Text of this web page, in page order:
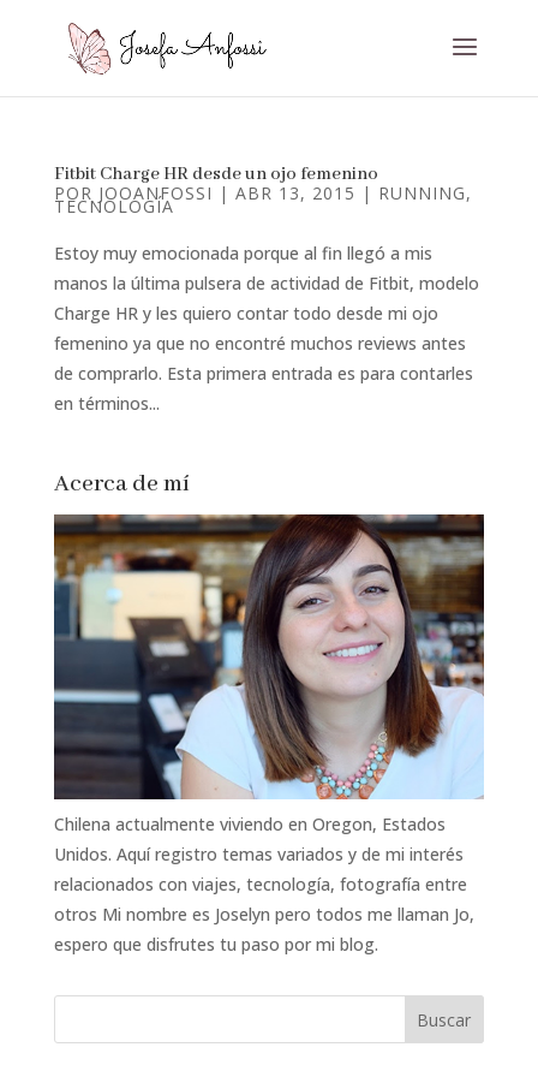
Fitbit Charge HR desde un ojo femenino
POR JOOANFOSSI | ABR 13, 2015 | RUNNING,
TECNOLOGÍA
Estoy muy emocionada porque al fin llegó a mis
manos la última pulsera de actividad de Fitbit, modelo
Charge HR y les quiero contar todo desde mi ojo
femenino ya que no encontré muchos reviews antes
de comprarlo. Esta primera entrada es para contarles
en términos...
Acerca de mí
Chilena actualmente viviendo en Oregon, Estados
Unidos. Aquí registro temas variados y de mi interés
relacionados con viajes, tecnología, fotografía entre
otros Mi nombre es Joselyn pero todos me llaman Jo,
espero que disfrutes tu paso por mi blog.